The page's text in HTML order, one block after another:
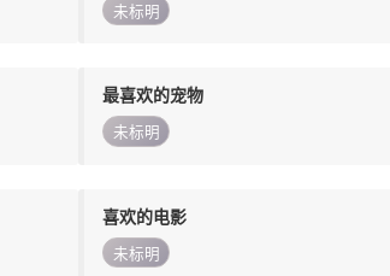
未标明
最喜欢的宠物
未标明
喜欢的电影
未标明